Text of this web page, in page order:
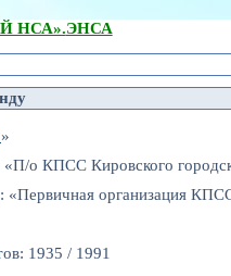
НСА».ЭНСА
»
о КПСС Кировского
«Первичная организация
1935 / 1991